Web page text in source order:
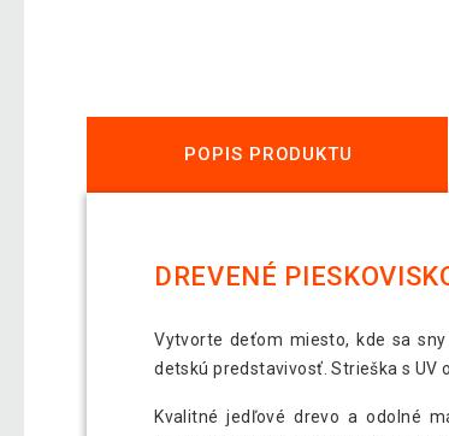
POPIS PRODUKTU
DREVENÉ
Vytvorte deťom miesto, kde sa
detskú predstavivosť. Strieška s UV
Kvalitné jedľové drevo a odolné